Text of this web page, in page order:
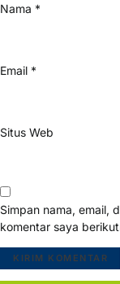
Nama *
Email *
Situs Web
Simpan nama, email,
komentar saya